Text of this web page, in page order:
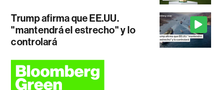
Trump afirma que EE.UU.
"mantendrá el estrecho" y lo
controlará